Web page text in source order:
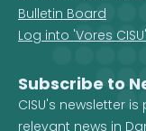
Bulletin Board
Log into 'Vores CISU'
Subscribe to
CISU's newsletter
relevant news in